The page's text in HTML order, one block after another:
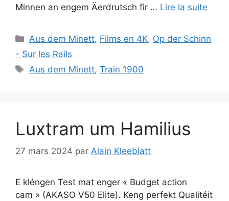
Minnen an engem Äerdrutsch fir … Lire la suite
Catégories
Aus dem Minett, Films en 4K, Op der Schinn
- Sur les Rails
Étiquettes
Aus dem Minett,Train 1900
Luxtram um Hamilius
27 mars 2024 par Alain Kleeblatt
E kléngen Test mat enger « Budget action
cam » (AKASO V50 Elite). Keng perfekt Qualitéit